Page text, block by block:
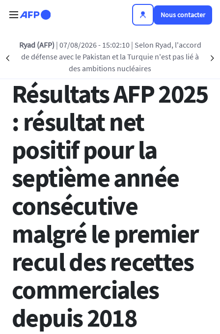
Nous contacter
Précédent
Ryad (AFP) | 07/08/2026 - 15:02:10 | Selon Ryad, l'accord
de défense avec le Pakistan et la Turquie n'est pas lié à
des ambitions nucléaires
Retour à la liste
16 AVR 2026 - 17:30
Résultats AFP 2025
: résultat net
positif pour la
septième année
consécutive
malgré le premier
recul des recettes
commerciales
depuis 2018